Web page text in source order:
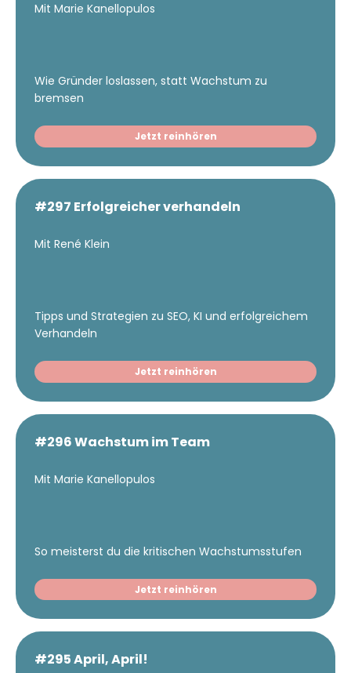
Mit Marie Kanellopulos
Wie Gründer loslassen, statt Wachstum zu
bremsen
Jetzt reinhören
#297 Erfolgreicher verhandeln
Mit René Klein
Tipps und Strategien zu SEO, KI und erfolgreichem
Verhandeln
Jetzt reinhören
#296 Wachstum im Team
Mit Marie Kanellopulos
So meisterst du die kritischen Wachstumsstufen
Jetzt reinhören
#295 April, April!